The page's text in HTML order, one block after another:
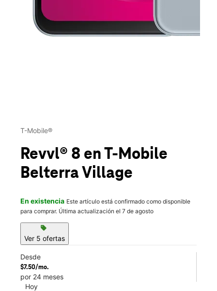
T-Mobile®
Revvl® 8 en T-Mobile
Belterra Village
En existencia Este artículo está confirmado como disponible
para comprar. Última actualización el 7 de agosto
sell
Ver 5 ofertas
Desde
$7.50/mo.
por 24 meses
Hoy